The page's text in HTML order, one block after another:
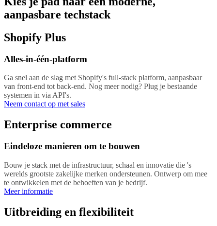
aanpasbare techstack
Shopify Plus
Alles-in-één-platform
Ga snel aan de slag met Shopify's full-stack platform, aanpasbaar
van front-end tot back-end. Nog meer nodig? Plug je bestaande
systemen in via API's.
Neem contact op met sales
Enterprise commerce
Eindeloze manieren om te bouwen
Bouw je stack met de infrastructuur, schaal en innovatie die 's
werelds grootste zakelijke merken ondersteunen. Ontwerp om mee
te ontwikkelen met de behoeften van je bedrijf.
Meer informatie
Uitbreiding en flexibiliteit